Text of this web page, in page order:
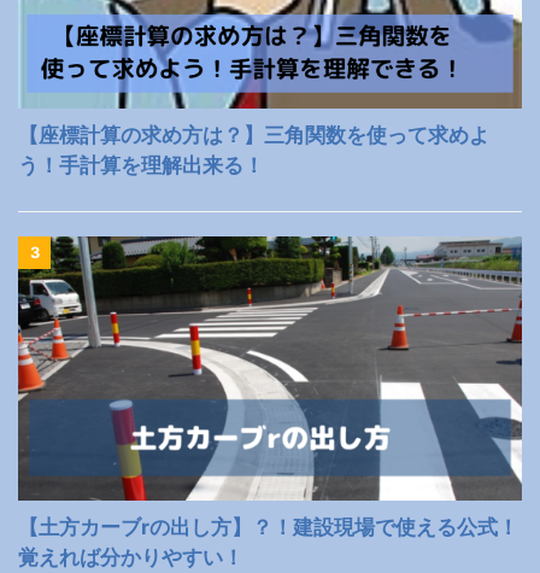
【座標計算の求め方は？】三角関数を使って求めよ
う！手計算を理解出来る！
3
【土方カーブrの出し方】？！建設現場で使える公式！
覚えれば分かりやすい！